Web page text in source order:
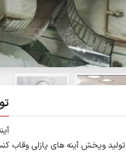
تولید وپخش آینه های پازلی وقاب